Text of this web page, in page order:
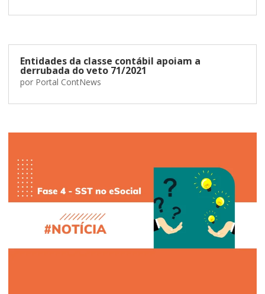
Entidades da classe contábil apoiam a
derrubada do veto 71/2021
por Portal ContNews